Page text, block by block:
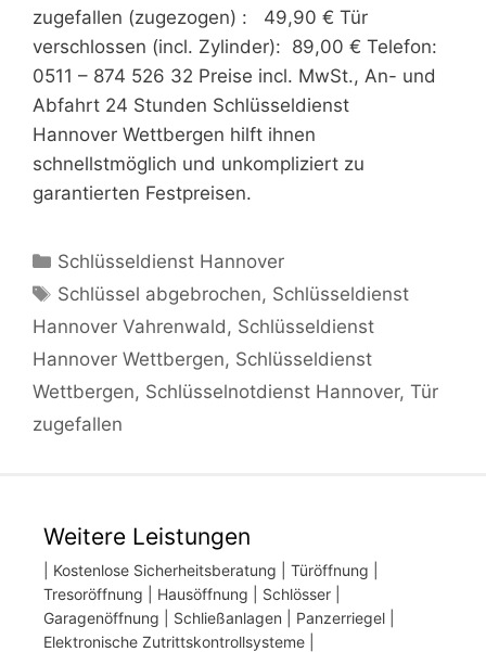
zugefallen (zugezogen) : 49,90 € Tür
verschlossen (incl. Zylinder): 89,00 € Telefon:
0511 – 874 526 32 Preise incl. MwSt., An- und
Abfahrt 24 Stunden Schlüsseldienst
Hannover Wettbergen hilft ihnen
schnellstmöglich und unkompliziert zu
garantierten Festpreisen.
Kategorien
Schlüsseldienst Hannover
Schlagwörter
Schlüssel abgebrochen, Schlüsseldienst
Hannover Vahrenwald , Schlüsseldienst
Hannover Wettbergen, Schlüsseldienst
Wettbergen, Schlüsselnotdienst Hannover, Tür
zugefallen
Weitere Leistungen
| Kostenlose Sicherheitsberatung | Türöffnung |
Tresoröffnung | Hausöffnung | Schlösser |
Garagenöffnung | Schließanlagen | Panzerriegel |
Elektronische Zutrittskontrollsysteme |